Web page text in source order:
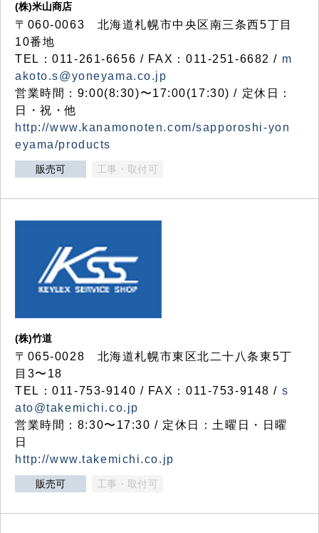
(株)米山商店
〒060-0063 北海道札幌市中央区南三条西5丁目
10番地
TEL：011-261-6656 / FAX：011-251-6682 / m
akoto.s@yoneyama.co.jp
営業時間：9:00(8:30)〜17:00(17:30) / 定休日：
日・祝・他
http://www.kanamonoten.com/sapporoshi-yon
eyama/products
販売可 工事・取付可
(株)竹道
〒065-0028 北海道札幌市東区北二十八条東5丁
目3〜18
TEL：011-753-9140 / FAX：011-753-9148 / s
ato@takemichi.co.jp
営業時間：8:30〜17:30 / 定休日：土曜日・日曜
日
http://www.takemichi.co.jp
販売可 工事・取付可